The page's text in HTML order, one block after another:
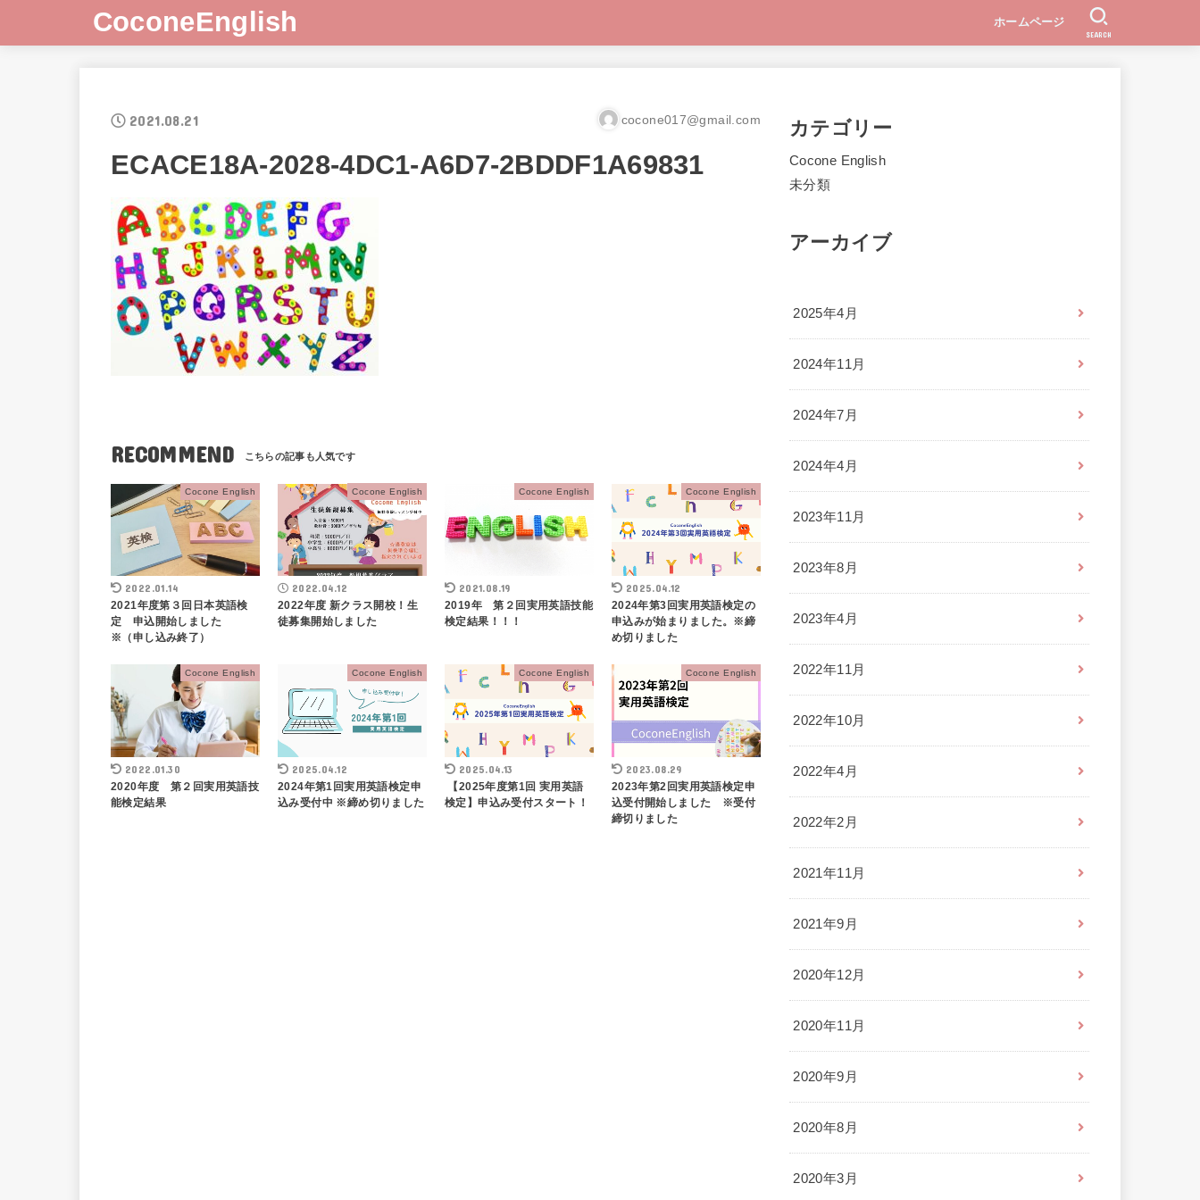
CoconeEnglish ホームページ
SEARCH
2021.08.21 cocone017@gmail.com
ECACE18A-2028-4DC1-A6D7-2BDDF1A69831
RECOMMEND
Cocone English
2022.01.14
2021年度第３回日本英語検
定 申込開始しました
※（申し込み終了）
Cocone English
2022.04.12
2022年度 新クラス開校！生
徒募集開始しました
Cocone English
2021.08.19
2019年 第２回実用英語技能
検定結果！！！
Cocone English
2025.04.12
2024年第3回実用英語検定の
申込みが始まりました。※締
め切りました
Cocone English
2022.01.30
2020年度 第２回実用英語技
能検定結果
Cocone English
2025.04.12
2024年第1回実用英語検定申
込み受付中 ※締め切りました
Cocone English
2025.04.13
【2025年度第1回 実用英語
検定】申込み受付スタート！
Cocone English
2023.08.29
2023年第2回実用英語検定申
込受付開始しました ※受付
締切りました
カテゴリー
Cocone English
未分類
アーカイブ
2025年4月
2024年11月
2024年7月
2024年4月
2023年11月
2023年8月
2023年4月
2022年11月
2022年10月
2022年4月
2022年2月
2021年11月
2021年9月
2020年12月
2020年11月
2020年9月
2020年8月
2020年3月